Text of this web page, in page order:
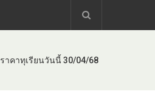
ราคาทุเรียนวันนี้ 30/04/68